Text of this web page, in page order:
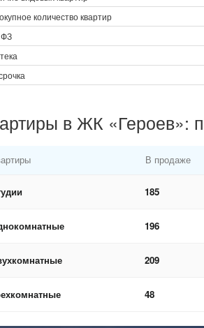
количество квартир
в ЖК «Героев»:
В продаже
185
196
209
48